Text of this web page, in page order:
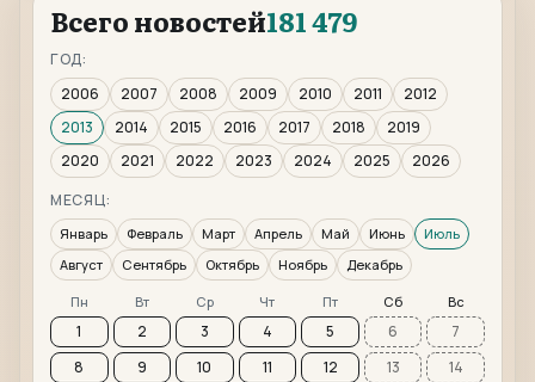
Всего новостей181 479
ГОД:
2006
2007 2008 2009 2010 2011
2012
2013
2014 2015 2016 2017 2018
2019
2020
2021 2022 2023 2024 2025
2026
МЕСЯЦ:
Январь Февраль Март Апрель Май Июнь
Июль
Август
Сентябрь Октябрь Ноябрь Декабрь
Пн Вт Ср Чт Пт Сб Вс
1 2 3 4 5 6
7
8
9 10 11 12 13
14